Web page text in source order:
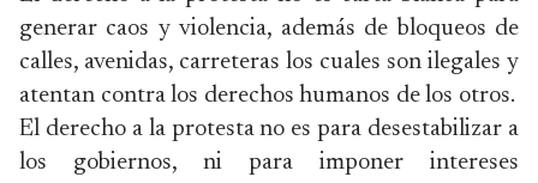
generar caos y violencia, además de bloqueos de
calles, avenidas, carreteras los cuales son ilegales y
atentan contra los derechos humanos de los otros.
El derecho a la protesta no es para desestabilizar a
los gobiernos, ni para imponer intereses